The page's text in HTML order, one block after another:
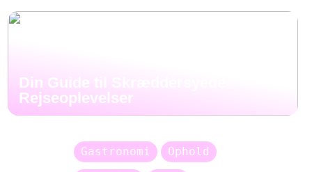
Din Guide til Skræddersyede
Rejseoplevelser
Gastronomi Ophold